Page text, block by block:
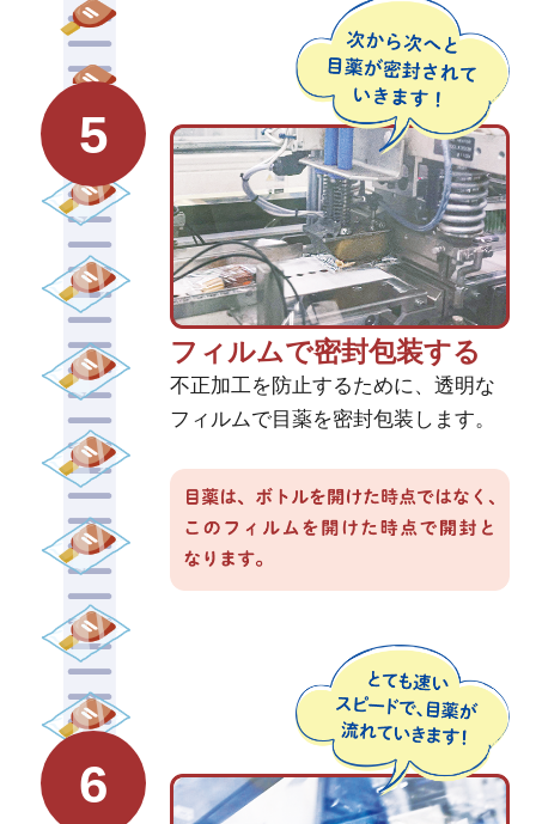
5
フィルムで密封包装する
不正加工を防止するために、透明な
フィルムで目薬を密封包装します。
6